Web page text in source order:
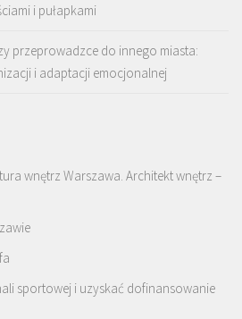
i pułapkami
przeprowadzce do innego miasta:
i adaptacji emocjonalnej
wnętrz Warszawa. Architekt wnętrz –
sportowej i uzyskać dofinansowanie